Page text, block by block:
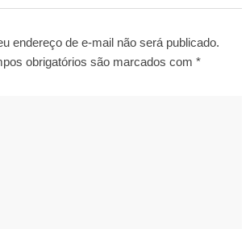
endereço de e-mail não será publicado.
obrigatórios são marcados com *